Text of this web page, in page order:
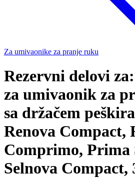
Za umivaonike za pranje ruku
Rezervni delovi
za umivaonik za
sa držačem
Renova Compact,
Comprimo, Prima
Selnova Compact,